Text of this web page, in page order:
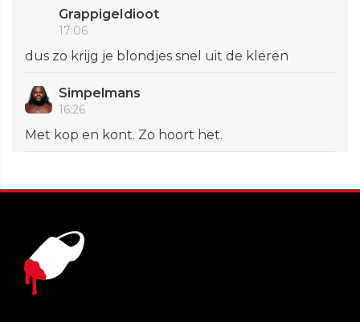
GrappigeIdioot
17:06
dus zo krijg je blondjes snel uit de kleren
Simpelmans
16:26
Met kop en kont. Zo hoort het.